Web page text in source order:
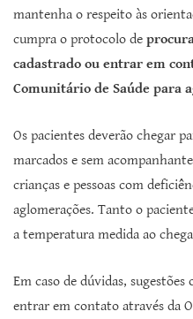
mantenha o respeito às
cumpra o protocolo de
cadastrado ou entrar em
Comunitário de Saúde para
Os pacientes deverão chegar
marcados e sem
crianças e pessoas com
aglomerações. Tanto o
a temperatura medida ao
Em caso de dúvidas,
entrar em contato através da